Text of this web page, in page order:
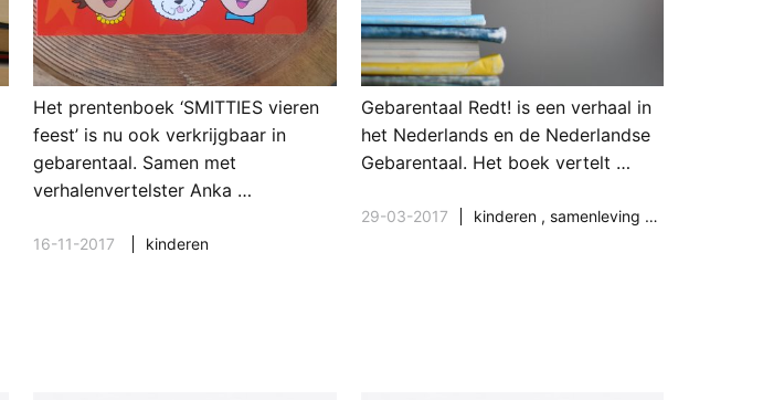
Het prentenboek ‘SMITTIES vieren
feest’ is nu ook verkrijgbaar in
gebarentaal. Samen met
verhalenvertelster Anka …
16-11-2017 kinderen
Gebarentaal Redt! is een verhaal in
het Nederlands en de Nederlandse
Gebarentaal. Het boek vertelt …
29-03-2017 kinderen , samenleving & maatschappij